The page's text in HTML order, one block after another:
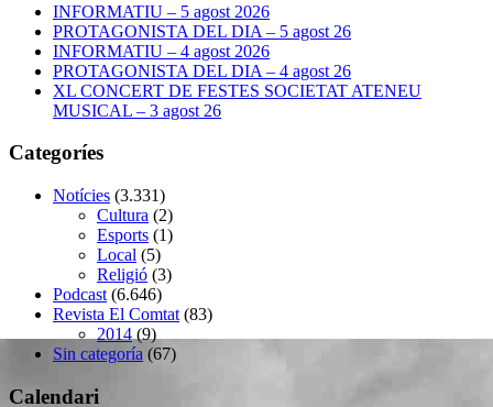
INFORMATIU – 5 agost 2026
PROTAGONISTA DEL DIA – 5 agost 26
INFORMATIU – 4 agost 2026
PROTAGONISTA DEL DIA – 4 agost 26
XL CONCERT DE FESTES SOCIETAT ATENEU
MUSICAL – 3 agost 26
Categoríes
Notícies (3.331)
Cultura (2)
Esports (1)
Local (5)
Religió (3)
Podcast (6.646)
Revista El Comtat (83)
2014 (9)
Sin categoría (67)
Calendari